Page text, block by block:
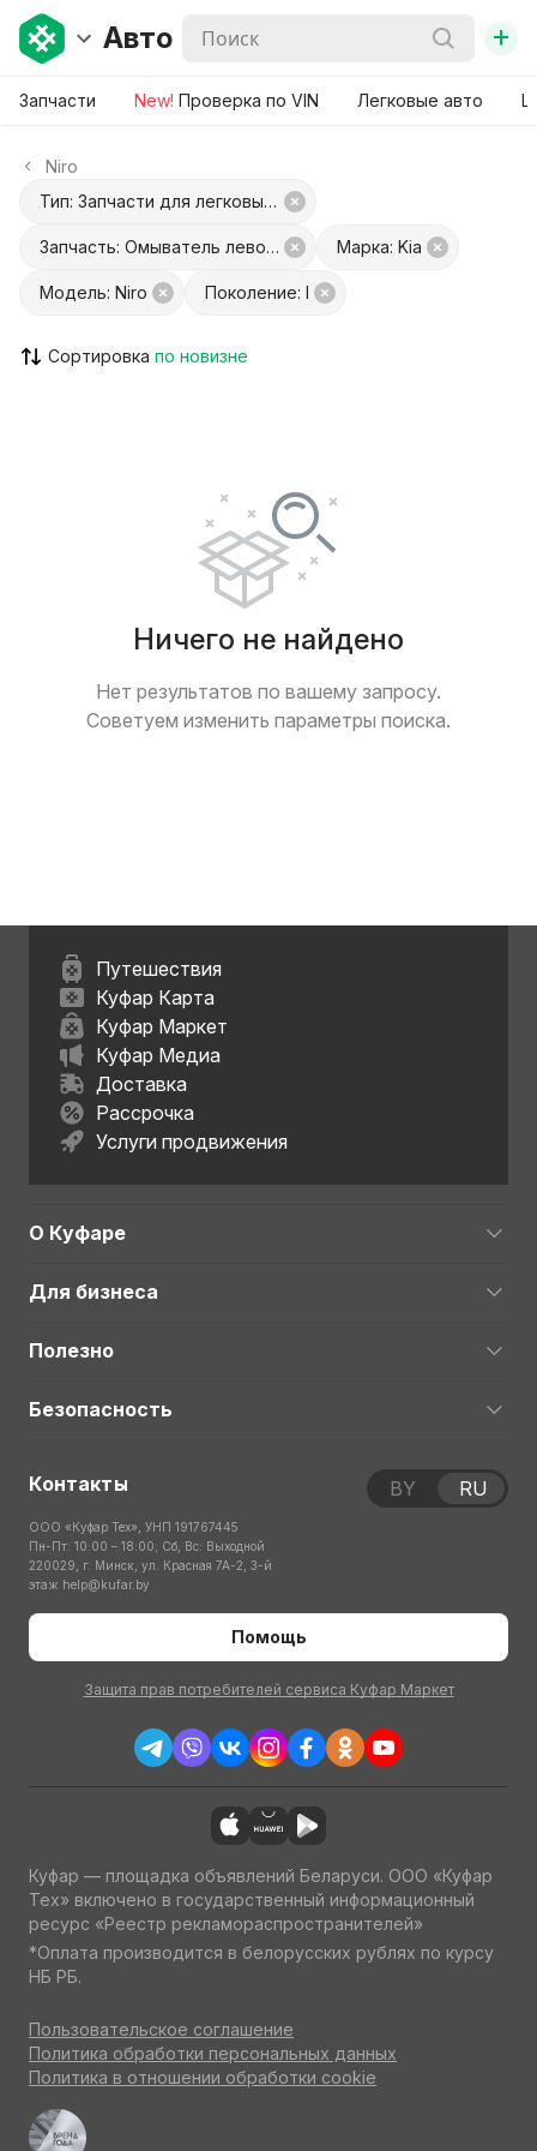
Авто +
Запчасти New! Проверка по VIN Легковые авто
Niro
Тип: Запчасти для легковых авто
Запчасть: Омыватель левой фары Марка: Kia
Модель: Niro Поколение: I
Сортировка
Ничего не найдено
Нет результатов по вашему запросу.
Советуем изменить параметры поиска.
Путешествия
Куфар Карта
Куфар Маркет
Куфар Медиа
Доставка
Рассрочка
Услуги продвижения
О Куфаре
Для бизнеса
Полезно
Безопасность
Контакты
ООО «Куфар Тех», УНП 191767445
Пн-Пт: 10:00 – 18:00; Сб, Вс: Выходной
220029, г. Минск, ул. Красная 7А-2, 3-й
этаж help@kufar.by
Помощь
Защита прав потребителей сервиса Куфар Маркет
BY RU
Куфар — площадка объявлений Беларуси. ООО «Куфар
Тех» включено в государственный информационный
ресурс «Реестр рекламораспространителей»
*Оплата производится в белорусских рублях по курсу
НБ РБ.
Пользовательское соглашение
Политика обработки персональных данных
Политика в отношении обработки cookie